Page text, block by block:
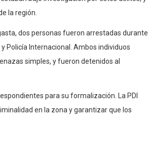
la región.
dos personas fueron arrestadas durante
Policía Internacional. Ambos individuos
simples, y fueron detenidos al
para su formalización. La PDI
en la zona y garantizar que los